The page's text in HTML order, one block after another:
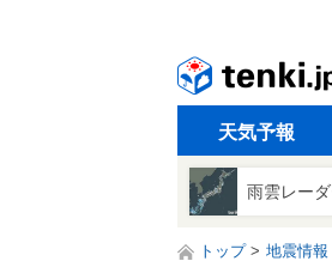
天気予報
雨雲レー
トップ 地震情報